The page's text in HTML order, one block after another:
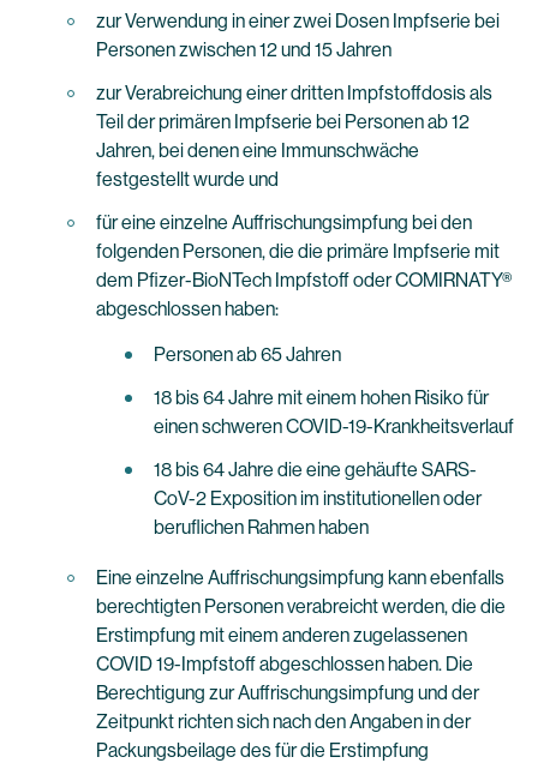
zur Verwendung in einer zwei Dosen Impfserie bei
Personen zwischen 12 und 15 Jahren
zur Verabreichung einer dritten Impfstoffdosis als
Teil der primären Impfserie bei Personen ab 12
Jahren, bei denen eine Immunschwäche
festgestellt wurde und
für eine einzelne Auffrischungsimpfung bei den
folgenden Personen, die die primäre Impfserie mit
dem Pfizer-BioNTech Impfstoff oder COMIRNATY®
abgeschlossen haben:
Personen ab 65 Jahren
18 bis 64 Jahre mit einem hohen Risiko für
einen schweren COVID-19-Krankheitsverlauf
18 bis 64 Jahre die eine gehäufte SARS-
CoV-2 Exposition im institutionellen oder
beruflichen Rahmen haben
Eine einzelne Auffrischungsimpfung kann ebenfalls
berechtigten Personen verabreicht werden, die die
Erstimpfung mit einem anderen zugelassenen
COVID 19-Impfstoff abgeschlossen haben. Die
Berechtigung zur Auffrischungsimpfung und der
Zeitpunkt richten sich nach den Angaben in der
Packungsbeilage des für die Erstimpfung